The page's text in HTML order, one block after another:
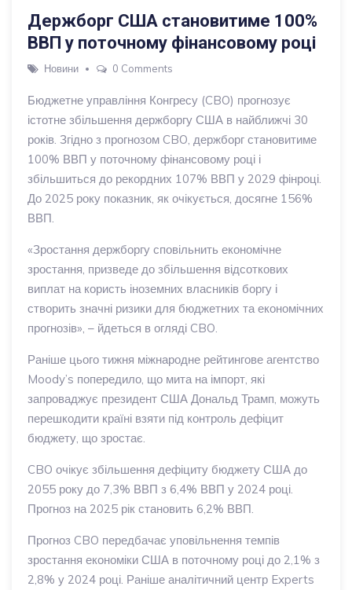
Держборг США становитиме 100%
ВВП у поточному фінансовому році
Новини 0 Comments
Бюджетне управління Конгресу (CBO) прогнозує
істотне збільшення держборгу США в найближчі 30
років. Згідно з прогнозом CBO, держборг становитиме
100% ВВП у поточному фінансовому році і
збільшиться до рекордних 107% ВВП у 2029 фінроці.
До 2025 року показник, як очікується, досягне 156%
ВВП.
«Зростання держборгу сповільнить економічне
зростання, призведе до збільшення відсоткових
виплат на користь іноземних власників боргу і
створить значні ризики для бюджетних та економічних
прогнозів», – йдеться в огляді CBO.
Раніше цього тижня міжнародне рейтингове агентство
Moody’s попередило, що мита на імпорт, які
запроваджує президент США Дональд Трамп, можуть
перешкодити країні взяти під контроль дефіцит
бюджету, що зростає.
CBO очікує збільшення дефіциту бюджету США до
2055 року до 7,3% ВВП з 6,4% ВВП у 2024 році.
Прогноз на 2025 рік становить 6,2% ВВП.
Прогноз CBO передбачає уповільнення темпів
зростання економіки США в поточному році до 2,1% з
2,8% у 2024 році. Раніше аналітичний центр Experts